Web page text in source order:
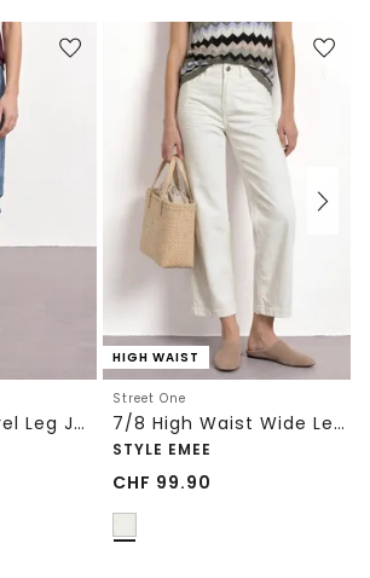
High Waist Barrel Leg Jeans im Loose Fit
HIGH WAIST
Street One
7/8 High Waist Wide Leg Jeans im Loose Fit
STYLE EMEE
CHF 99.90